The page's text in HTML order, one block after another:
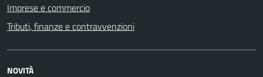
Imprese e commercio
Tributi, finanze e contravvenzioni
NOVITÀ